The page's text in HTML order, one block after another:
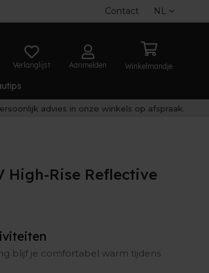
Contact NL
Verlanglijst Aanmelden Winkelmandje
advies in onze winkels op afspraak.
High-Rise Reflective
blijf je comfortabel warm tijdens